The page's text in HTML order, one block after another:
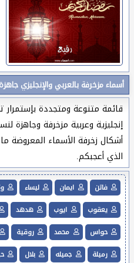
أسماء مزخرفة بالعربي والإنجليزي جاهزة
قائمة متنوعة ومتجددة بإستمرار
إنجليزية وعربية مزخرفة
أشكال زخرفة الأسماء
الذي أعجبكم.
فاتن ايمان ليساء
يعقوب
ايوب هدهد
حواس
محمد روقية
رميلة
جميله بلال